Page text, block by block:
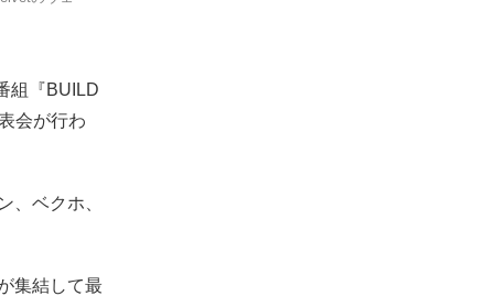
組『BUILD
会が行わ
、ベクホ、
集結して最